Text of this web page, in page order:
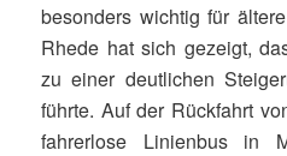
besonders wichtig für
Rhede hat sich gezeigt,
zu einer deutlichen
führte. Auf der Rückfahrt
fahrerlose Linienbus in